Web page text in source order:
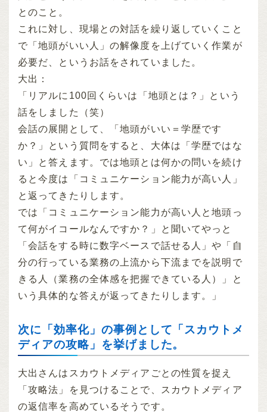
とのこと。
これに対し、現場との対話を繰り返していくこと
で「地頭がいい人」の解像度を上げていく作業が
必要だ、というお話をされていました。
大出：
「リアルに100回くらいは「地頭とは？」という
話をしました（笑）
会話の展開として、「地頭がいい＝学歴です
か？」という質問をすると、大体は「学歴ではな
い」と答えます。では地頭とは何かの問いを続け
ると今度は「コミュニケーション能力が高い人」
と返ってきたりします。
では「コミュニケーション能力が高い人と地頭っ
て何がイコールなんですか？」と聞いてやっと
「会話をする時に数字ベースで話せる人」や「自
分の行っている業務の上流から下流までを説明で
きる人（業務の全体感を把握できている人）」と
いう具体的な答えが返ってきたりします。」
次に「効率化」の事例として「スカウトメ
ディアの攻略」を挙げました。
大出さんはスカウトメディアごとの性質を捉え
「攻略法」を見つけることで、スカウトメディア
の返信率を高めているそうです。